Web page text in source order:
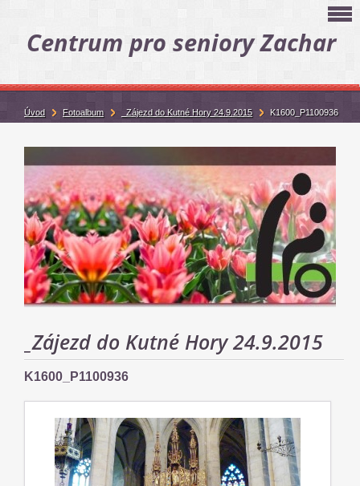
Centrum pro seniory Zachar
_Zájezd do Kutné Hory 24.9.2015
K1600_P1100936
Úvod Fotoalbum _Zájezd do Kutné Hory 24.9.2015 K1600_P1100936